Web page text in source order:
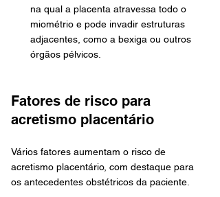
na qual a placenta atravessa todo o
miométrio e pode invadir estruturas
adjacentes, como a bexiga ou outros
órgãos pélvicos.
Fatores de risco para
acretismo placentário
Vários fatores aumentam o risco de
acretismo placentário, com destaque para
os antecedentes obstétricos da paciente.